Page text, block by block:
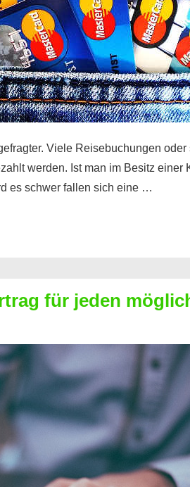
Viele Reisebuchungen
werden. Ist man im Besitz einer
es schwer fallen sich eine …
für jeden